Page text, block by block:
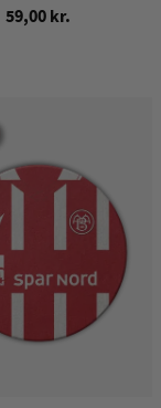
59,00 kr.